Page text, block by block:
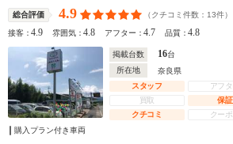
総合評価 4.9 （クチコミ件数： 13件）
接客：4.9 雰囲気：4.8 アフター：4.7 品質：4.8
掲載台数 16台
所在地
奈良県
スタッフ
アフ
買取
保証
クチコミ
クー
購入プラン付き車両